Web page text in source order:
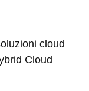
cloud
Cloud